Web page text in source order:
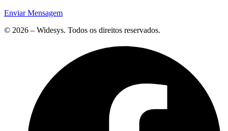
Enviar Mensagem
© 2026 – Widesys. Todos os direitos reservados.